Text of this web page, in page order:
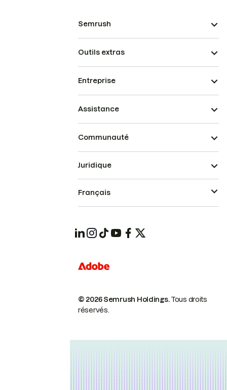
Semrush
Outils extras
Entreprise
Assistance
Communauté
© 2026 Semrush Holdings.Tous droits
réservés.
Juridique
Français